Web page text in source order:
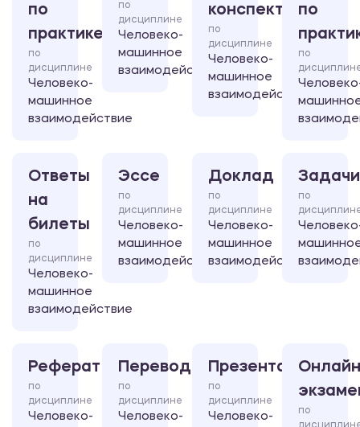
по
практике
по
дисциплине
Человеко-
машинное
взаимодействие
по
дисциплине
Человеко-
машинное
взаимодействие
конспект
по
дисциплине
Человеко-
машинное
взаимодействие
по
по
Ответы
на
билеты
по
дисциплине
Человеко-
машинное
взаимодействие
Эссе
по
дисциплине
Человеко-
машинное
взаимодействие
Доклад
по
дисциплине
Человеко-
машинное
взаимодействие
Задачи
по
Реферат
по
дисциплине
Человеко-
Перевод
по
дисциплине
Человеко-
Презентация
по
дисциплине
Человеко-
по